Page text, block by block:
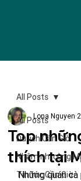
All Posts
Du lịch Cần Giờ
Nhâm nhi cùng
Tin tức Cần Giờ
All Posts
Top
thích tại
Lona Nguyen
Những quán